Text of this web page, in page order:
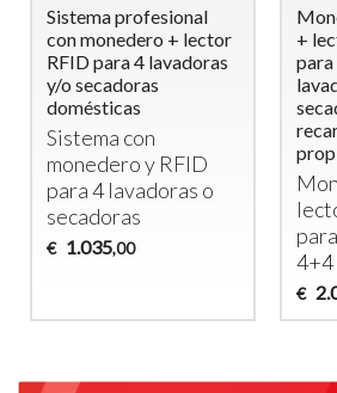
Sistema profesional
con monedero + lector
RFID para 4 lavadoras
y/o secadoras
domésticas
Sistema con
monedero y RFID
para 4 lavadoras o
secadoras
€ 1.035,00
+
para
4+4
€